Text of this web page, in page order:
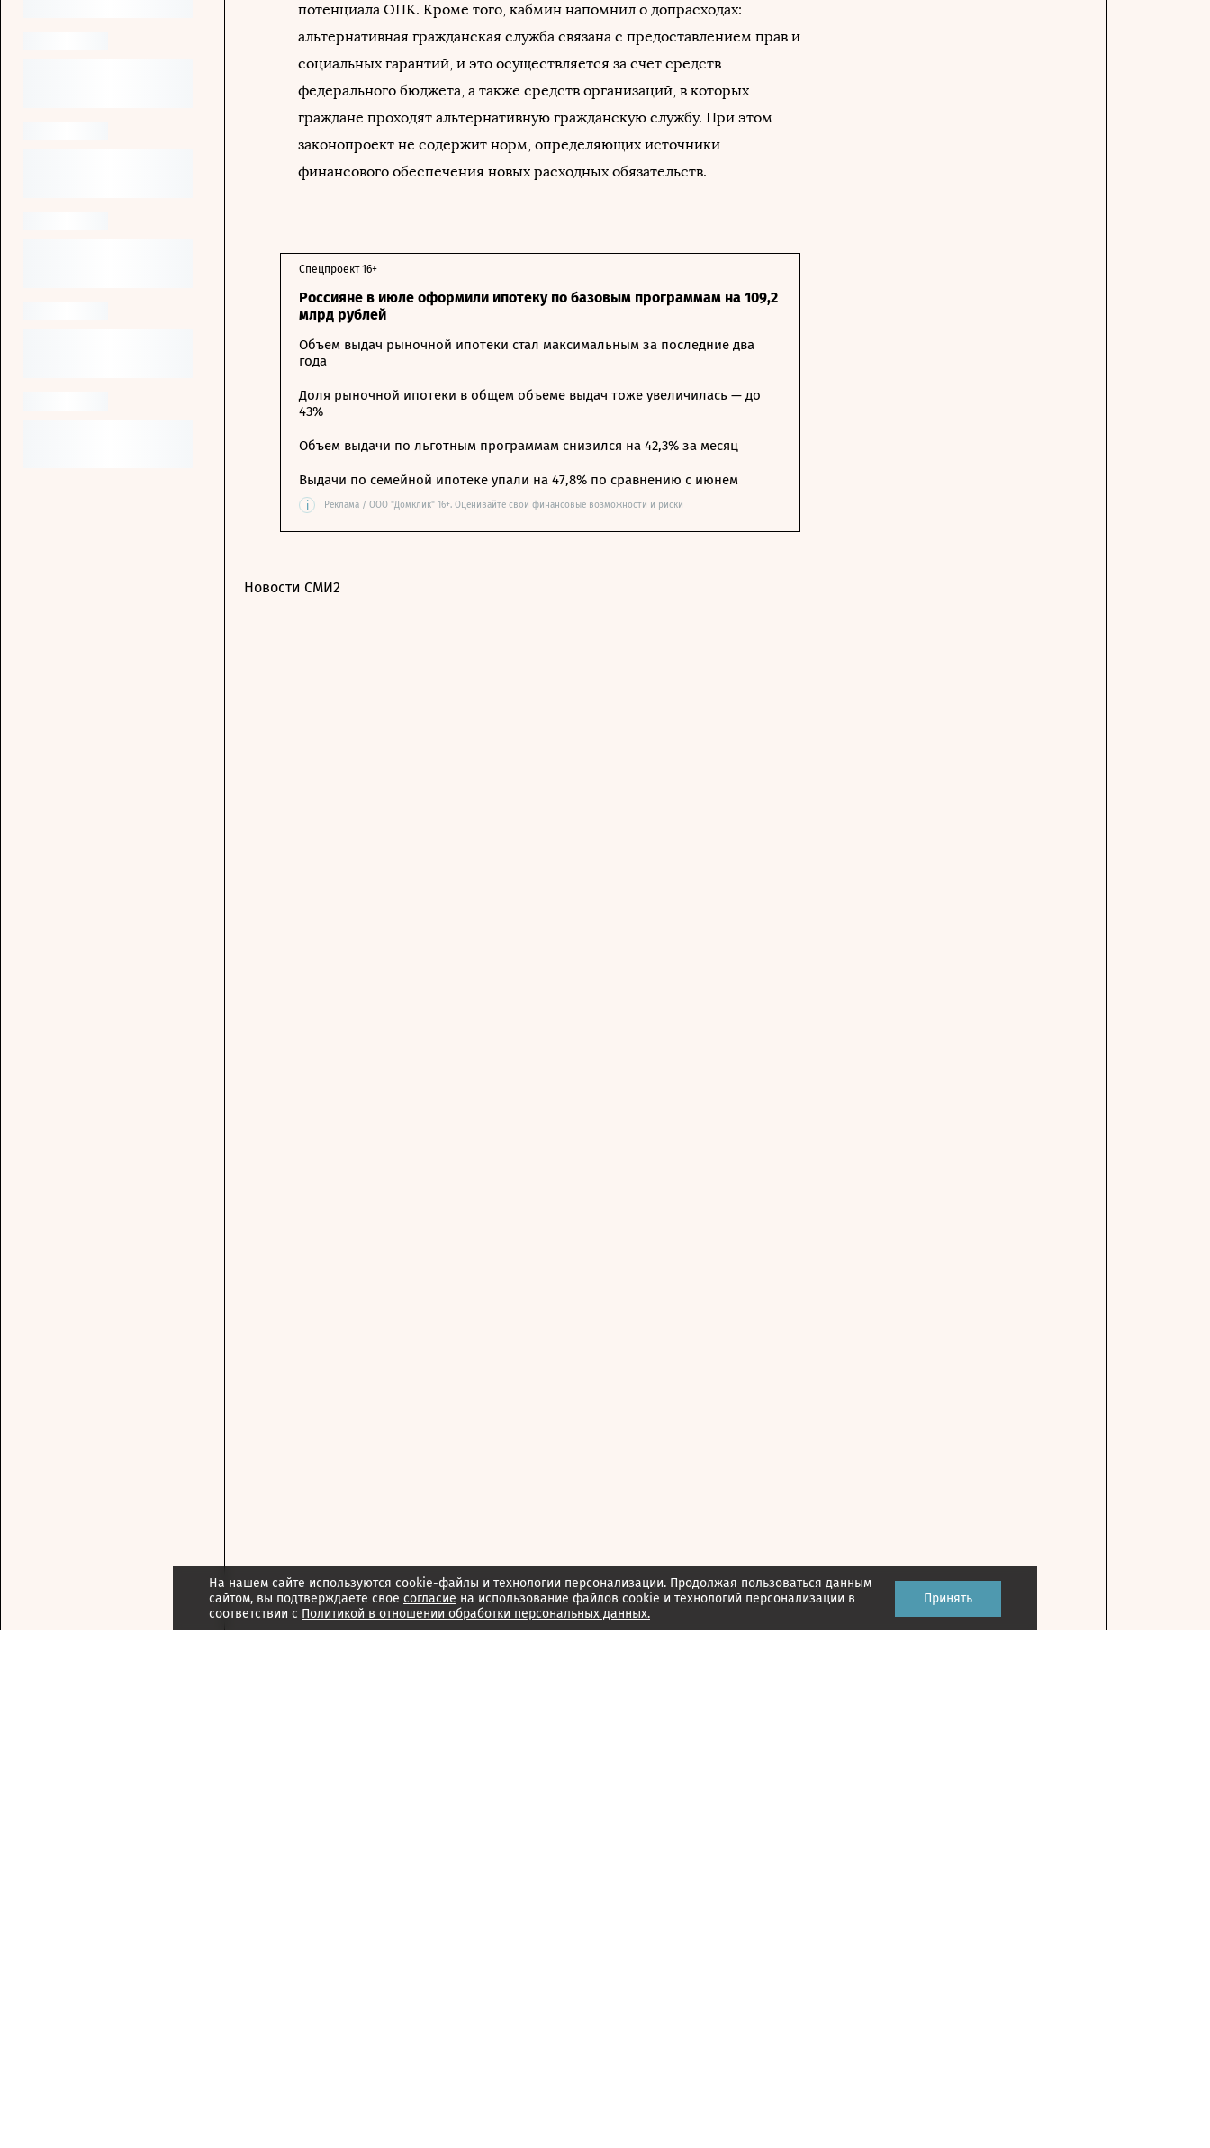
На нашем сайте используются cookie-файлы и технологии персонализации. Продолжая пользоваться данным
сайтом, вы подтверждаете свое согласие на использование файлов cookie и технологий персонализации в
соответствии с Политикой в отношении обработки персональных данных.
Принять
потенциала ОПК. Кроме того, кабмин напомнил о допрасходах:
альтернативная гражданская служба связана с предоставлением прав и
социальных гарантий, и это осуществляется за счет средств
федерального бюджета, а также средств организаций, в которых
граждане проходят альтернативную гражданскую службу. При этом
законопроект не содержит норм, определяющих источники
финансового обеспечения новых расходных обязательств.
Россияне в июле оформили ипотеку по базовым программам на 109,2
млрд рублей
Спецпроект 16+
Объем выдач рыночной ипотеки стал максимальным за последние два
года
Доля рыночной ипотеки в общем объеме выдач тоже увеличилась — до
43%
Объем выдачи по льготным программам снизился на 42,3% за месяц
Выдачи по семейной ипотеке упали на 47,8% по сравнению с июнем
i Реклама / ООО "Домклик" 16+. Оценивайте свои финансовые возможности и риски
Новости СМИ2